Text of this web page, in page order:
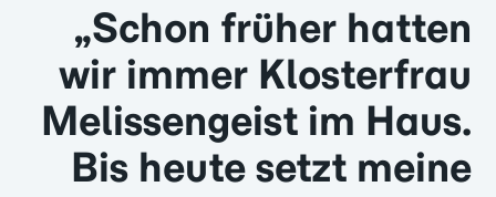
„Schon früher hatten
wir immer Klosterfrau
Melissengeist im Haus.
Bis heute setzt meine